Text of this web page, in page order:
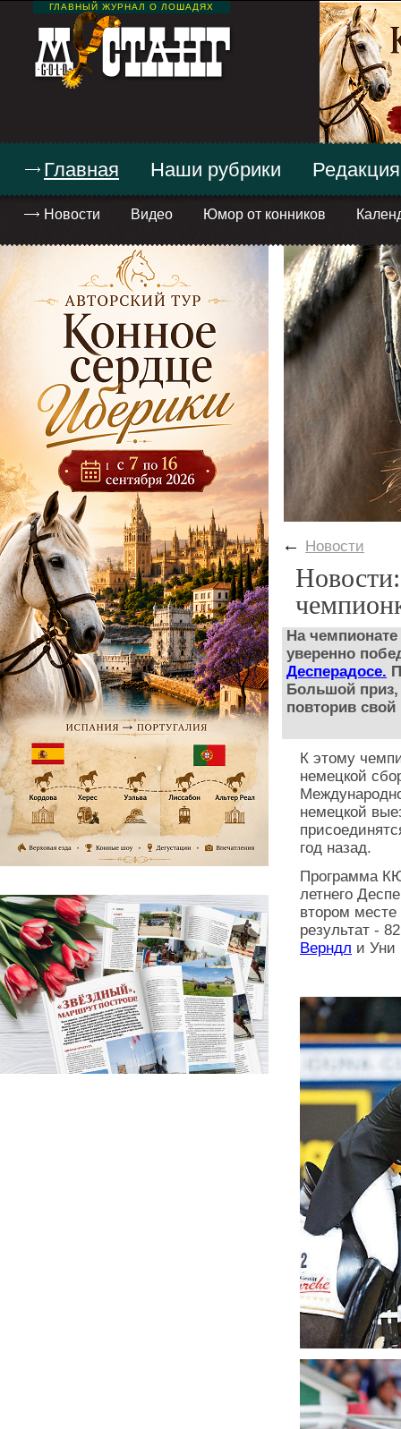
ГЛАВНЫЙ ЖУРНАЛ О ЛОШАДЯХ
Главная
Новости Видео Юмор от конников
Наши рубрики Редакция
← Новости
На
уверенно
Десперадосе.
Большой приз,
повторив
К этому
немецкой
немецкой
год назад.
Программа
летнего
втором
результат -
Верндл и Уни